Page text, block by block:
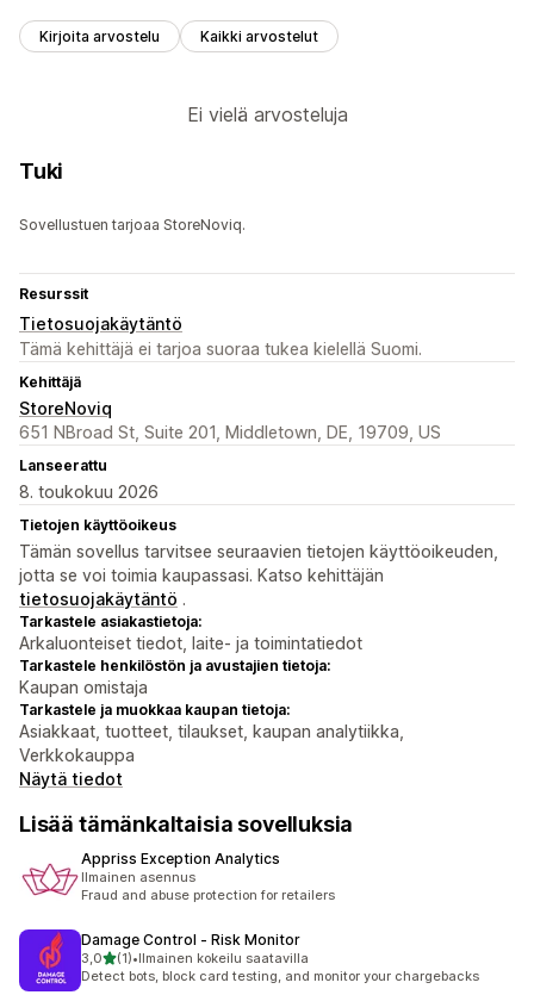
Kirjoita arvostelu Kaikki arvostelut
Ei vielä arvosteluja
Tuki
Sovellustuen tarjoaa StoreNoviq.
Resurssit
Tietosuojakäytäntö
Tämä kehittäjä ei tarjoa suoraa tukea kielellä Suomi.
Kehittäjä
StoreNoviq
651 NBroad St, Suite 201, Middletown, DE, 19709, US
Lanseerattu
8. toukokuu 2026
Tietojen käyttöoikeus
Tämän sovellus tarvitsee seuraavien tietojen käyttöoikeuden,
jotta se voi toimia kaupassasi. Katso kehittäjän
tietosuojakäytäntö .
Tarkastele asiakastietoja:
Arkaluonteiset tiedot, laite- ja toimintatiedot
Tarkastele henkilöstön ja avustajien tietoja:
Kaupan omistaja
Tarkastele ja muokkaa kaupan tietoja:
Asiakkaat, tuotteet, tilaukset, kaupan analytiikka,
Verkkokauppa
Näytä tiedot
Lisää tämänkaltaisia sovelluksia
Appriss Exception Analytics
Ilmainen asennus
Fraud and abuse protection for retailers
Damage Control ‑ Risk Monitor
3,0/ 5 tähteä
(1)
1 arvostelua yhteensä
•Ilmainen kokeilu saatavilla
Detect bots, block card testing, and monitor your chargebacks